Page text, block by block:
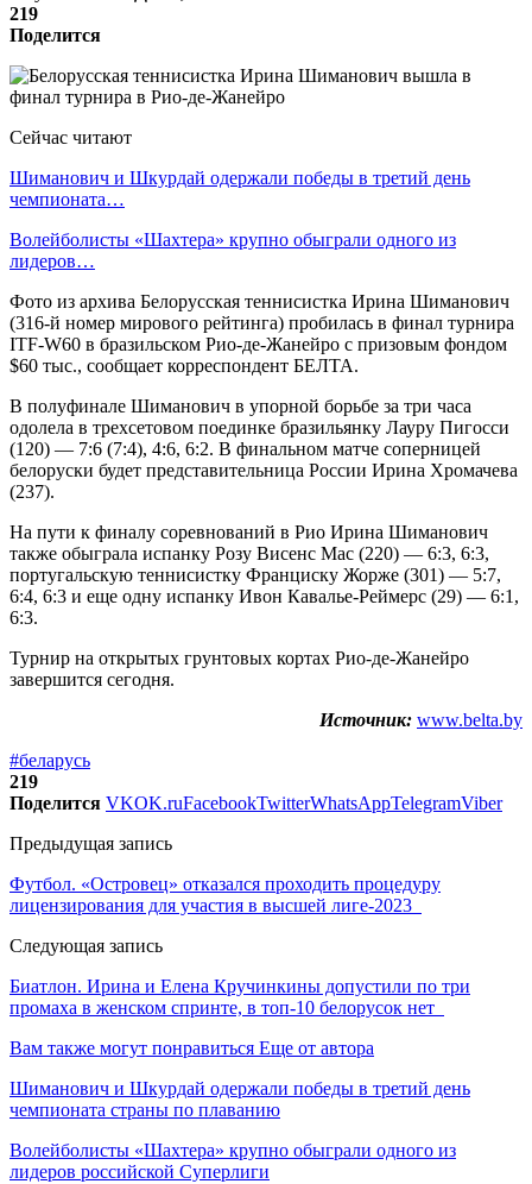
219
Поделится
Сейчас читают
Шиманович и Шкурдай одержали победы в третий день
чемпионата…
Волейболисты «Шахтера» крупно обыграли одного из
лидеров…
Фото из архива Белорусская теннисистка Ирина Шиманович
(316-й номер мирового рейтинга) пробилась в финал турнира
ITF-W60 в бразильском Рио-де-Жанейро с призовым фондом
$60 тыс., сообщает корреспондент БЕЛТА.
В полуфинале Шиманович в упорной борьбе за три часа
одолела в трехсетовом поединке бразильянку Лауру Пигосси
(120) — 7:6 (7:4), 4:6, 6:2. В финальном матче соперницей
белоруски будет представительница России Ирина Хромачева
(237).
На пути к финалу соревнований в Рио Ирина Шиманович
также обыграла испанку Розу Висенс Мас (220) — 6:3, 6:3,
португальскую теннисистку Франциску Жорже (301) — 5:7,
6:4, 6:3 и еще одну испанку Ивон Кавалье-Реймерс (29) — 6:1,
6:3.
Турнир на открытых грунтовых кортах Рио-де-Жанейро
завершится сегодня.
Источник: www.belta.by
#беларусь
219
Поделится VKOK.ruFacebookTwitterWhatsAppTelegramViber
Предыдущая запись
Футбол. «Островец» отказался проходить процедуру
лицензирования для участия в высшей лиге-2023
Следующая запись
Биатлон. Ирина и Елена Кручинкины допустили по три
промаха в женском спринте, в топ-10 белорусок нет
Вам также могут понравиться Еще от автора
Шиманович и Шкурдай одержали победы в третий день
чемпионата страны по плаванию
Волейболисты «Шахтера» крупно обыграли одного из
лидеров российской Суперлиги